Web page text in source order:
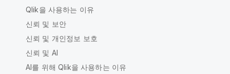
Qlik을 사용하는 이유
신뢰 및 보안
신뢰 및 개인정보 보호
신뢰 및 AI
AI를 위해 Qlik을 사용하는 이유